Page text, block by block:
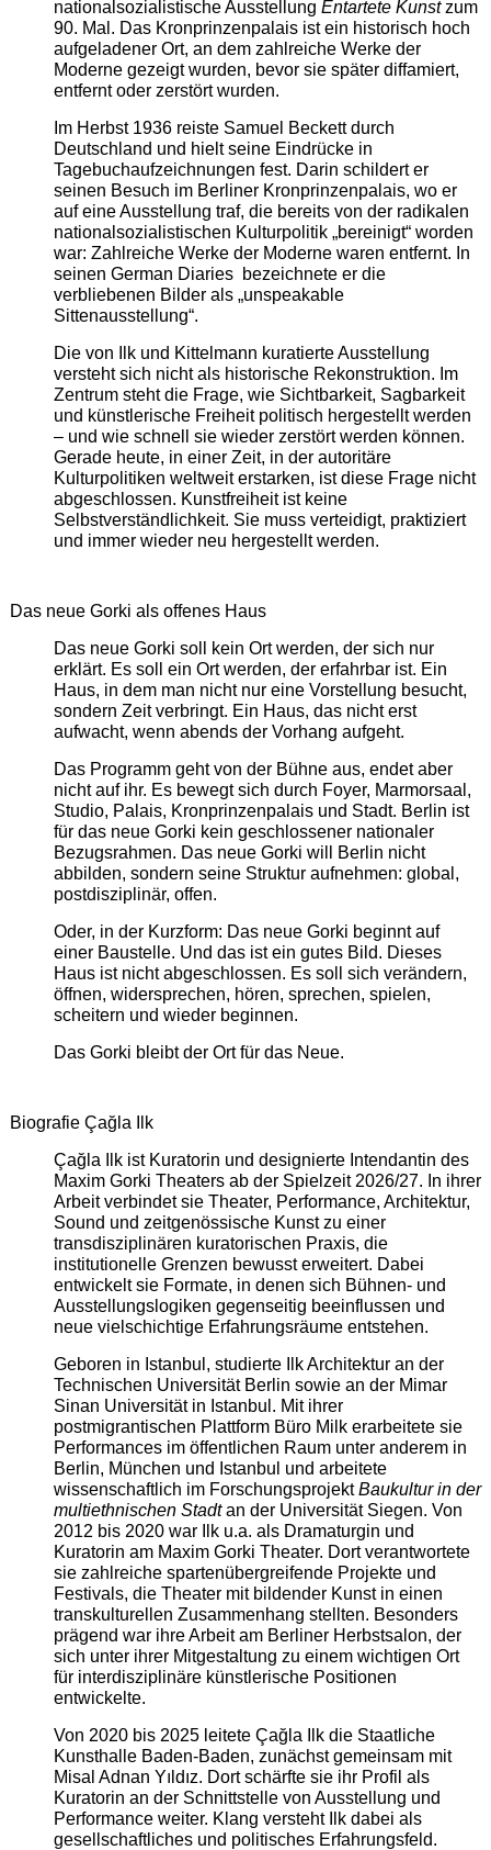
nationalsozialistische Ausstellung Entartete Kunstzum
90. Mal. Das Kronprinzenpalais ist ein historisch hoch
aufgeladener Ort, an dem zahlreiche Werke der
Moderne gezeigt wurden, bevor sie später diffamiert,
entfernt oder zerstört wurden.
Im Herbst 1936 reiste Samuel Beckett durch
Deutschland und hielt seine Eindrücke in
Tagebuchaufzeichnungen fest. Darin schildert er
seinen Besuch im Berliner Kronprinzenpalais, wo er
auf eine Ausstellung traf, die bereits von der radikalen
nationalsozialistischen Kulturpolitik „bereinigt“ worden
war: Zahlreiche Werke der Moderne waren entfernt. In
seinen German Diaries bezeichnete er die
verbliebenen Bilder als „unspeakable
Sittenausstellung“.
Die von Ilk und Kittelmann kuratierte Ausstellung
versteht sich nicht als historische Rekonstruktion. Im
Zentrum steht die Frage, wie Sichtbarkeit, Sagbarkeit
und künstlerische Freiheit politisch hergestellt werden
– und wie schnell sie wieder zerstört werden können.
Gerade heute, in einer Zeit, in der autoritäre
Kulturpolitiken weltweit erstarken, ist diese Frage nicht
abgeschlossen. Kunstfreiheit ist keine
Selbstverständlichkeit. Sie muss verteidigt, praktiziert
und immer wieder neu hergestellt werden.
Das neue Gorki als offenes Haus
Das neue Gorki soll kein Ort werden, der sich nur
erklärt. Es soll ein Ort werden, der erfahrbar ist. Ein
Haus, in dem man nicht nur eine Vorstellung besucht,
sondern Zeit verbringt. Ein Haus, das nicht erst
aufwacht, wenn abends der Vorhang aufgeht.
Das Programm geht von der Bühne aus, endet aber
nicht auf ihr. Es bewegt sich durch Foyer, Marmorsaal,
Studio, Palais, Kronprinzenpalais und Stadt. Berlin ist
für das neue Gorki kein geschlossener nationaler
Bezugsrahmen. Das neue Gorki will Berlin nicht
abbilden, sondern seine Struktur aufnehmen: global,
postdisziplinär, offen.
Oder, in der Kurzform: Das neue Gorki beginnt auf
einer Baustelle. Und das ist ein gutes Bild. Dieses
Haus ist nicht abgeschlossen. Es soll sich verändern,
öffnen, widersprechen, hören, sprechen, spielen,
scheitern und wieder beginnen.
Das Gorki bleibt der Ort für das Neue.
Biografie Çağla Ilk
Çağla Ilk ist Kuratorin und designierte Intendantin des
Maxim Gorki Theaters ab der Spielzeit 2026/27. In ihrer
Arbeit verbindet sie Theater, Performance, Architektur,
Sound und zeitgenössische Kunst zu einer
transdisziplinären kuratorischen Praxis, die
institutionelle Grenzen bewusst erweitert. Dabei
entwickelt sie Formate, in denen sich Bühnen- und
Ausstellungslogiken gegenseitig beeinflussen und
neue vielschichtige Erfahrungsräume entstehen.
Geboren in Istanbul, studierte Ilk Architektur an der
Technischen Universität Berlin sowie an der Mimar
Sinan Universität in Istanbul. Mit ihrer
postmigrantischen Plattform Büro Milk erarbeitete sie
Performances im öffentlichen Raum unter anderem in
Berlin, München und Istanbul und arbeitete
wissenschaftlich im ForschungsprojektBaukultur in der
multiethnischen Stadtan der Universität Siegen. Von
2012 bis 2020 war Ilk u.a. als Dramaturgin und
Kuratorin am Maxim Gorki Theater. Dort verantwortete
sie zahlreiche spartenübergreifende Projekte und
Festivals, die Theater mit bildender Kunst in einen
transkulturellen Zusammenhang stellten. Besonders
prägend war ihre Arbeit am Berliner Herbstsalon, der
sich unter ihrer Mitgestaltung zu einem wichtigen Ort
für interdisziplinäre künstlerische Positionen
entwickelte.
Von 2020 bis 2025 leitete Çağla Ilk die Staatliche
Kunsthalle Baden-Baden, zunächst gemeinsam mit
Misal Adnan Yıldız. Dort schärfte sie ihr Profil als
Kuratorin an der Schnittstelle von Ausstellung und
Performance weiter. Klang versteht Ilk dabei als
gesellschaftliches und politisches Erfahrungsfeld.